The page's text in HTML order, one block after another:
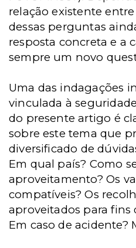
relação existente
dessas perguntas
resposta concreta e a
sempre um novo
Uma das indagações
vinculada à
do presente artigo é
sobre este tema que
diversificado de
Em qual país? Como
aproveitamento? Os
compatíveis? Os
aproveitados para fins
Em caso de acidente?